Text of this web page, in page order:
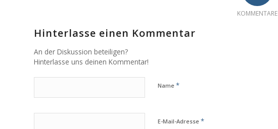
KOMMENTARE
Hinterlasse einen Kommentar
An der Diskussion beteiligen?
Hinterlasse uns deinen Kommentar!
Name *
E-Mail-Adresse *